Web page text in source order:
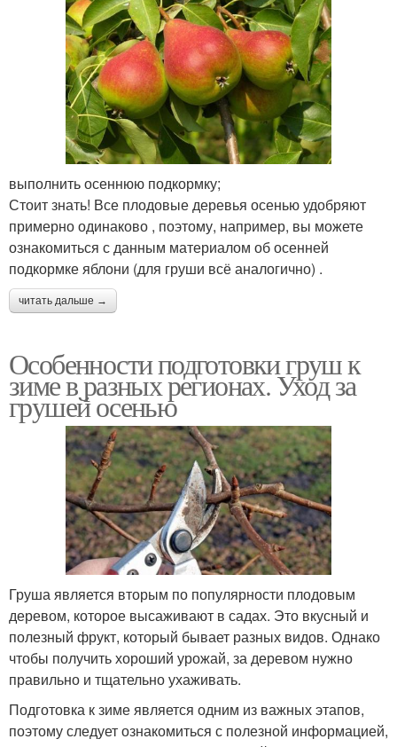
выполнить осеннюю подкормку;
Стоит знать! Все плодовые деревья осенью удобряют
примерно одинаково , поэтому, например, вы можете
ознакомиться с данным материалом об осенней
подкормке яблони (для груши всё аналогично) .
читать дальше →
Особенности подготовки груш к
зиме в разных регионах. Уход за
грушей осенью
Груша является вторым по популярности плодовым
деревом, которое высаживают в садах. Это вкусный и
полезный фрукт, который бывает разных видов. Однако
чтобы получить хороший урожай, за деревом нужно
правильно и тщательно ухаживать.
Подготовка к зиме является одним из важных этапов,
поэтому следует ознакомиться с полезной информацией,